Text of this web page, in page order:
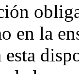
en la
esta